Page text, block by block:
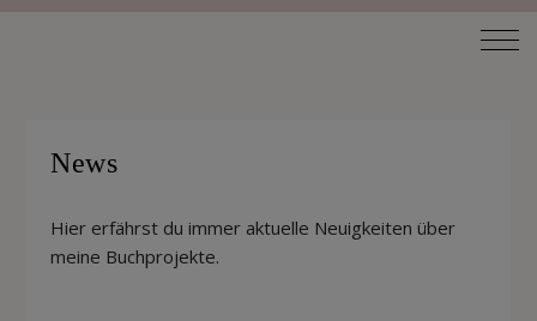
News
Hier erfährst du immer aktuelle Neuigkeiten über
meine Buchprojekte.